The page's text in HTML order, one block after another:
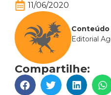
11/06/2020
Editorial
Compartilhe: